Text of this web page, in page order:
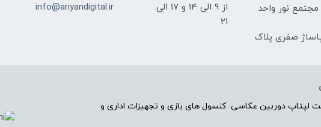
مجتمع نور واحد
خیابان 22بهمن پاساژ صفری پلاک
از 9 الی 14 و 17 الی
21
info@ariyandigital.ir
لپتاپ دوربین عکاسی کنسول های بازی و تجهیزات اداری و